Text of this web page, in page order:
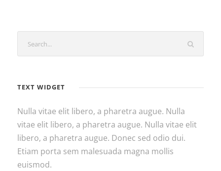
TEXT WIDGET
Nulla vitae elit libero, a pharetra augue. Nulla
vitae elit libero, a pharetra augue. Nulla vitae elit
libero, a pharetra augue. Donec sed odio dui.
Etiam porta sem malesuada magna mollis
euismod.